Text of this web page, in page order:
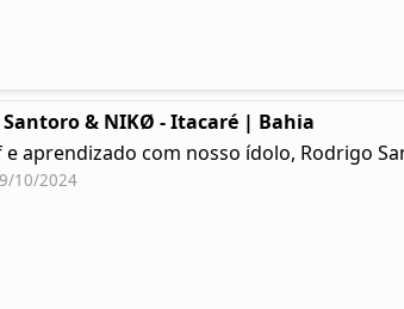
Santoro & NIKØ - Itacaré | Bahia
e aprendizado com nosso ídolo, Rodrigo
10/2024